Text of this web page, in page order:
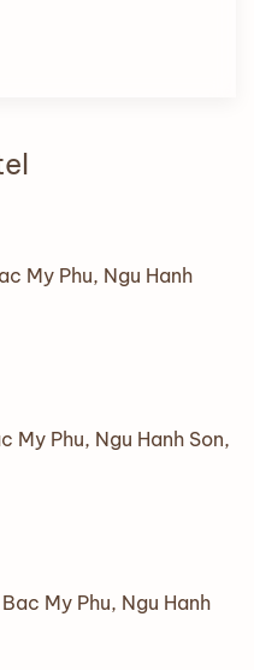
My Phu, Ngu Hanh
My Phu, Ngu Hanh Son,
My Phu, Ngu Hanh